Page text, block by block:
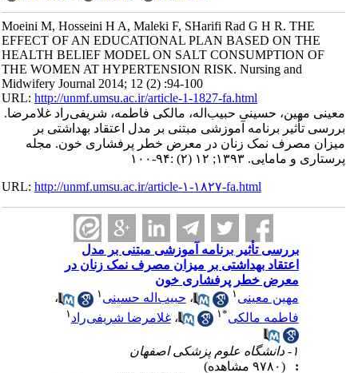
Moeini M, Hosseini H A, Maleki F, SHarifi Rad G H R. THE
EFFECT OF AN EDUCATIONAL PLAN BASED ON THE
HEALTH BELIEF MODEL ON SALT CONSUMPTION OF
THE WOMEN AT HYPERTENSION RISK. Nursing and
Midwifery Journal 2014; 12 (2) :94-100
URL:http://unmf.umsu.ac.ir/article-1-1827-fa.html
معینی مهین، حسینی حبیب‌اله، مالکی فاطمه، شریفی‌راد غلامرضا.
بررسی تأثیر برنامه آموزشی مبتنی بر مدل اعتقاد بهداشتی بر
میزان مصرف نمک زنان در معرض خطر پرفشاری خون. مجله
پرستاری و مامایی. ۱۳۹۳; ۱۲ (۲) :۹۴-۱۰۰
URL:http://unmf.umsu.ac.ir/article-۱-۱۸۲۷-fa.html
بررسی تأثیر برنامه آموزشی مبتنی بر مدل
اعتقاد بهداشتی بر میزان مصرف نمک زنان در
معرض خطر پرفشاری خون
مهین معینی
،حبیب‌اله حسینی
،
فاطمه مالکی
۱ ،غلامرضا شریفی‌راد ۱